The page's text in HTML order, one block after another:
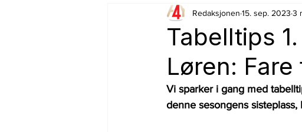
Tabelltips
Løren:
Redaksjonen 15. sep. 2023 3
Vi sparker i gang med
denne sesongens sisteplass,